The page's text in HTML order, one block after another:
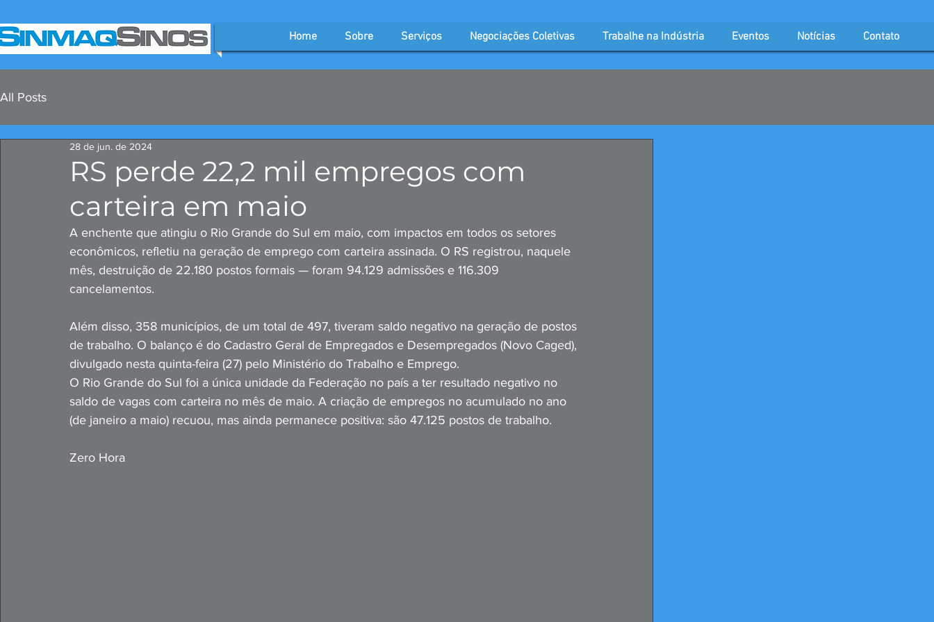
Home Sobre Serviços Negociações Coletivas Trabalhe na Indústria Eventos Notícias Contato
All Posts
RS perde 22,2 mil empregos com
carteira em maio
28 de jun. de 2024
A enchente que atingiu o Rio Grande do Sul em maio, com impactos em todos os setores
econômicos, refletiu na geração de emprego com carteira assinada. O RS registrou, naquele
mês, destruição de 22.180 postos formais — foram 94.129 admissões e 116.309
cancelamentos.
Além disso, 358 municípios, de um total de 497, tiveram saldo negativo na geração de postos
de trabalho. O balanço é do Cadastro Geral de Empregados e Desempregados (Novo Caged),
divulgado nesta quinta-feira (27) pelo Ministério do Trabalho e Emprego.
O Rio Grande do Sul foi a única unidade da Federação no país a ter resultado negativo no
saldo de vagas com carteira no mês de maio. A criação de empregos no acumulado no ano
(de janeiro a maio) recuou, mas ainda permanece positiva: são 47.125 postos de trabalho.
Zero Hora